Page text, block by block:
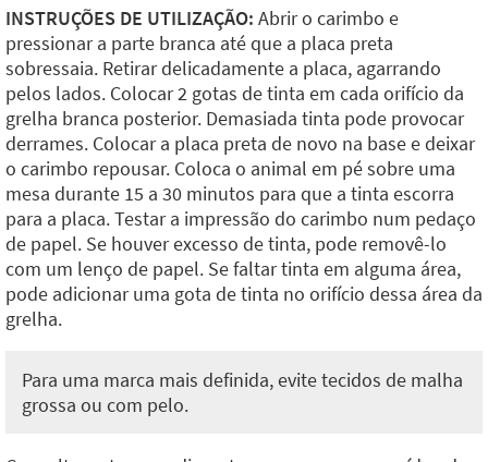
INSTRUÇÕES DE UTILIZAÇÃO: Abrir o carimbo e
pressionar a parte branca até que a placa preta
sobressaia. Retirar delicadamente a placa, agarrando
pelos lados. Colocar 2 gotas de tinta em cada orifício da
grelha branca posterior. Demasiada tinta pode provocar
derrames. Colocar a placa preta de novo na base e deixar
o carimbo repousar. Coloca o animal em pé sobre uma
mesa durante 15 a 30 minutos para que a tinta escorra
para a placa. Testar a impressão do carimbo num pedaço
de papel. Se houver excesso de tinta, pode removê-lo
com um lenço de papel. Se faltar tinta em alguma área,
pode adicionar uma gota de tinta no orifício dessa área da
grelha.
Para uma marca mais definida, evite tecidos de malha
grossa ou com pelo.